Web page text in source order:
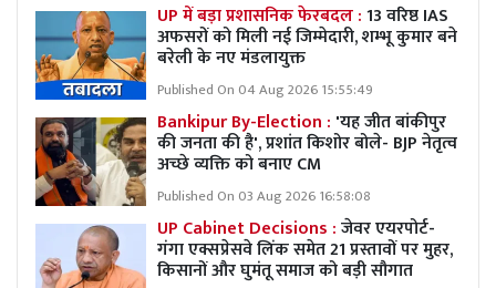
UP में बड़ा प्रशासनिक फेरबदल :13 वरिष्ठ IAS
अफसरों को मिली नई जिम्मेदारी, शम्भू कुमार बने
बरेली के नए मंडलायुक्त
Published On 04 Aug 2026 15:55:49
Bankipur By-Election : 'यह जीत बांकीपुर
की जनता की है', प्रशांत किशोर बोले- BJP नेतृत्व
अच्छे व्यक्ति को बनाए CM
Published On 03 Aug 2026 16:58:08
UP Cabinet Decisions :जेवर एयरपोर्ट-
गंगा एक्सप्रेसवे लिंक समेत 21 प्रस्तावों पर मुहर,
किसानों और घुमंतू समाज को बड़ी सौगात